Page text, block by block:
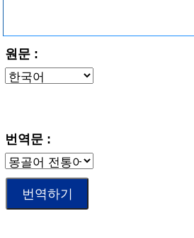
원문 :
번역문 :